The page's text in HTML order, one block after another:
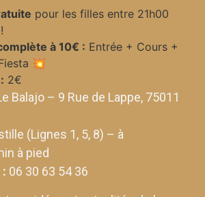
pour les filles entre 21h00
à 10€ : Entrée + Cours +
💥
2€
Balajo – 9 Rue de Lappe, 75011
(Lignes 1, 5, 8) – à
à pied
06 30 63 54 36